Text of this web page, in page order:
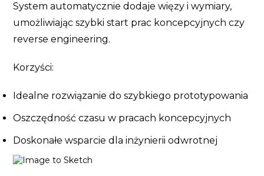
System automatycznie dodaje więzy i wymiary,
umożliwiając szybki start prac koncepcyjnych czy
reverse engineering.
Korzyści:
Idealne rozwiązanie do szybkiego prototypowania
Oszczędność czasu w pracach koncepcyjnych
Doskonałe wsparcie dla inżynierii odwrotnej